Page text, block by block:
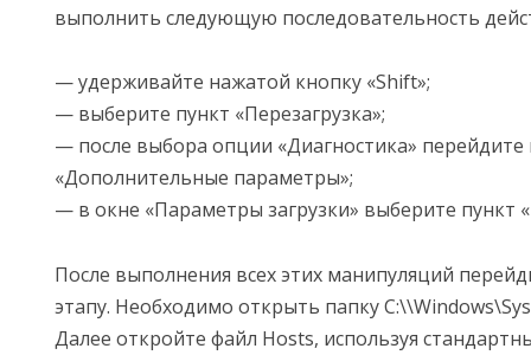
выполнить следующую последовательность
— удерживайте нажатой кнопку «Shift»;
— выберите пункт «Перезагрузка»;
— после выбора опции «Диагностика» перейдите
«Дополнительные параметры»;
— в окне «Параметры загрузки» выберите пункт
После выполнения всех этих манипуляций
этапу. Необходимо открыть папку
Далее откройте файл Hosts, используя